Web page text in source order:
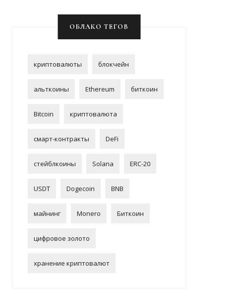
ОБЛАКО ТЕГОВ
криптовалюты блокчейн
альткоины Ethereum биткоин
Bitcoin криптовалюта
смарт-контракты DeFi
стейблкоины Solana ERC-20
USDT Dogecoin BNB
майнинг Monero Биткоин
цифровое золото
хранение криптовалют